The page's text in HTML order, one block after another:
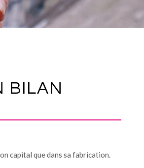
BILAN
capital que dans sa fabrication.